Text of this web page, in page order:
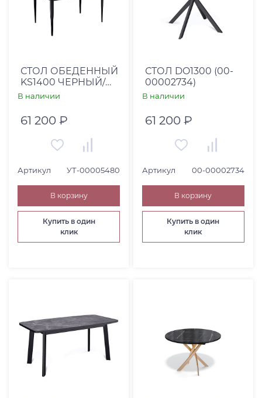
СТОЛ ОБЕДЕННЫЙ
KS1400 ЧЕРНЫЙ/
КЕРАМИКА
ЗОЛОТОЙ/ОПОРЫ
ЧЕРНЫЙ
В наличии
61 200 ₽
Артикул УТ-00005480
В корзину
Купить в один
клик
СТОЛ DO1300 (00-
00002734)
В наличии
61 200 ₽
Артикул 00-00002734
В корзину
Купить в один
клик